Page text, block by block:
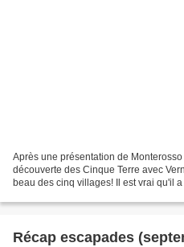
Après une présentation de
découverte des Cinque Terre avec
beau des cinq villages! Il est vrai qu'il
Récap escapades